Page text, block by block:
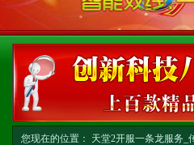
您现在的位置： 天堂2开服一条龙服务_